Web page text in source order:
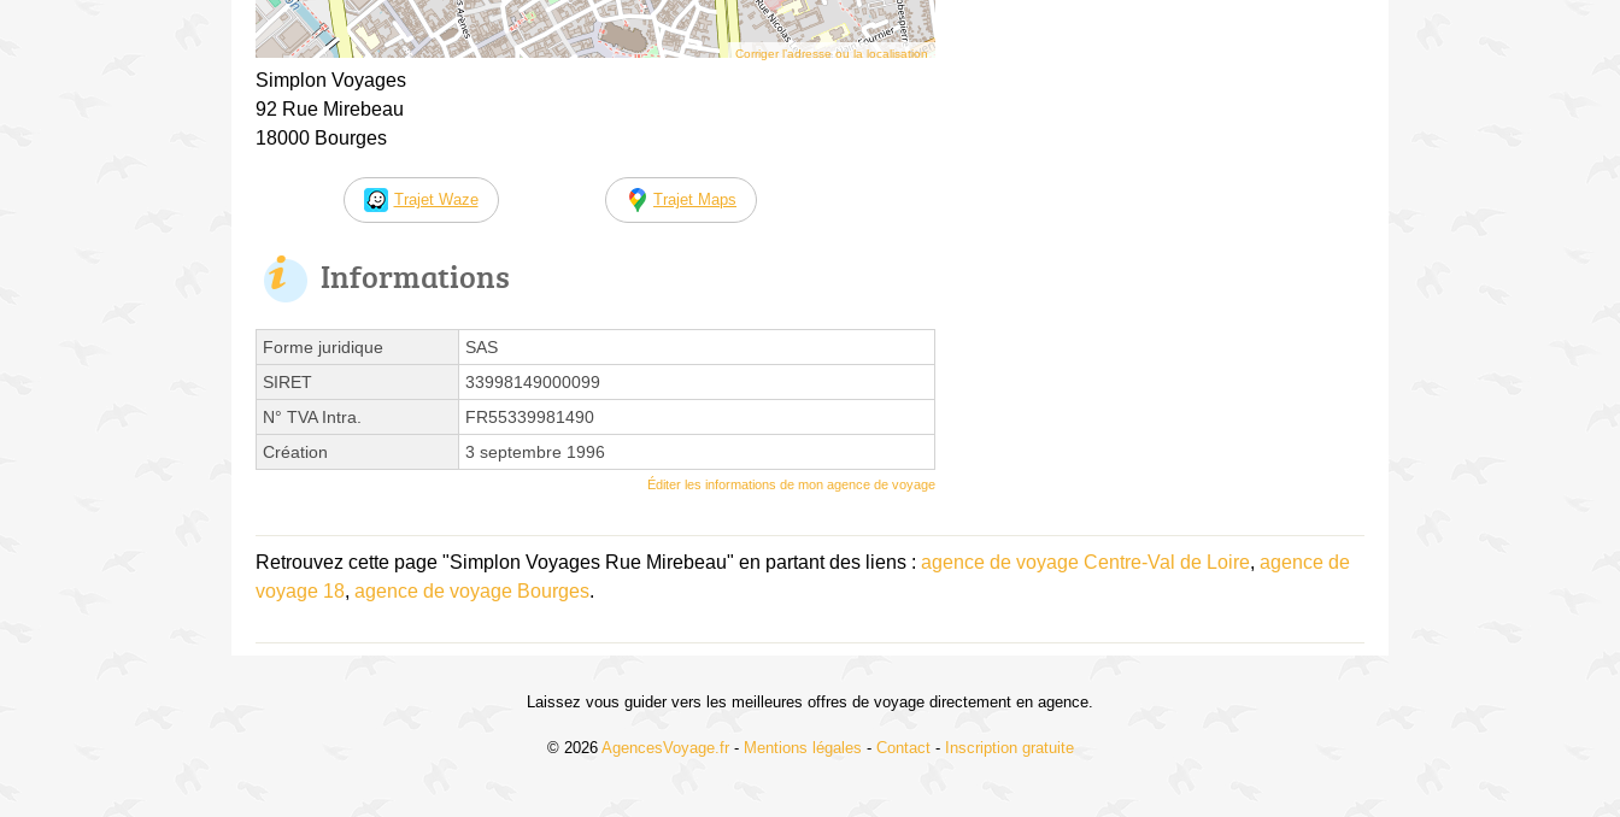
Corriger l’adresse ou la localisation
Simplon Voyages
92 Rue Mirebeau
18000 Bourges
Trajet Waze Trajet Maps
Informations
Forme juridique
SAS
SIRET
33998149000099
N° TVA Intra.
FR55339981490
Création
3 septembre 1996
Éditer les informations de mon agence de voyage
Retrouvez cette page "Simplon Voyages Rue Mirebeau" en partant des liens : agence de voyage Centre-Val de Loire, agence de
voyage 18, agence de voyage Bourges.
Laissez vous guider vers les meilleures offres de voyage directement en agence.
© 2026 AgencesVoyage.fr - Mentions légales - Contact- Inscription gratuite